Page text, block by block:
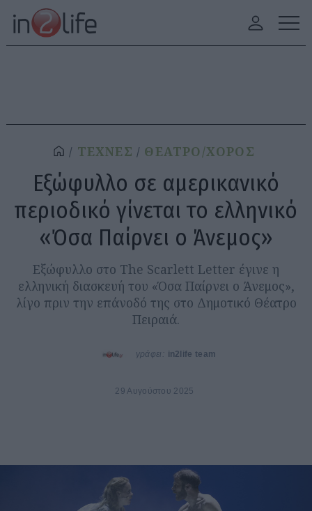
ΤΕΧΝΕΣ ΘΕΑΤΡΟ/ΧΟΡΟΣ
Εξώφυλλο σε αμερικανικό
περιοδικό γίνεται το ελληνικό
«Όσα Παίρνει ο Άνεμος»
Εξώφυλλο στο The Scarlett Letter έγινε η
ελληνική διασκευή του «Όσα Παίρνει ο Άνεμος»,
λίγο πριν την επάνοδό της στο Δημοτικό Θέατρο
Πειραιά.
γράφει: in2life team
29 Αυγούστου 2025